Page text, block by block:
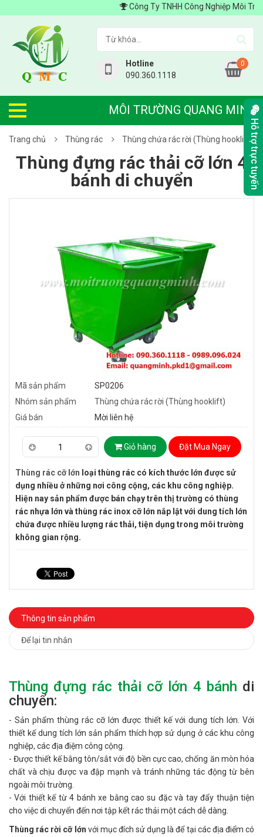
Công Ty TNHH Công Nghiệp Môi
Hotline
090.360.1118
0
MÔI TRƯỜNG QUANG MINH
Trang chủ Thùng rác Thùng chứa rác rời (Thùng hooklift)
Thùng đựng rác thải cỡ lớn 4
bánh di chuyển
Mã sản phẩm
SP0206
Nhóm sản phẩm
Thùng chứa rác rời (Thùng hooklift)
Giá bán
Mời liên hệ
Giỏ hàng Đặt Mua Ngay
Thùng rác cỡ lớn loại thùng rác có kích thước lớn được sử
dụng nhiều ở những nơi công cộng, các khu công nghiệp.
Hiện nay sản phẩm được bán chạy trên thị trường có thùng
rác nhựa lớn và thùng rác inox cỡ lớn nắp lật với dung tích lớn
chứa được nhiều lượng rác thải, tiện dụng trong môi trường
không gian rộng.
Thông tin sản phẩm
Để lại tin nhắn
Thùng đựng rác thải cỡ lớn 4 bánh di
chuyển:
- Sản phẩm thùng rác cỡ lớn được thiết kế với dung tích lớn. Với
thiết kế dung tích lớn sản phẩm thích hợp sử dụng ở các khu công
nghiệp, các địa điệm công cộng.
- Được thiết kế bằng tôn/sắt với độ bền cực cao, chống ăn mòn hóa
chất và chịu được va đập mạnh và tránh những tác động từ bên
ngoài môi trường.
- Với thiết kế từ 4 bánh xe bằng cao su đặc và tay đẩy thuận tiện
cho việc di chuyển đến nơi tập kết rác thải một cách dễ dàng.
Thùng rác rời cỡ lớn với mục đích sử dụng là để tại các địa điểm có
Hỗ trợ trực tuyến